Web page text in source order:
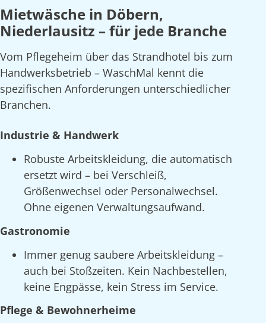
Mietwäsche in Döbern,
Niederlausitz – für jede Branche
Vom Pflegeheim über das Strandhotel bis zum
Handwerksbetrieb – WaschMal kennt die
spezifischen Anforderungen unterschiedlicher
Branchen.
Industrie & Handwerk
Robuste Arbeitskleidung, die automatisch
ersetzt wird – bei Verschleiß,
Größenwechsel oder Personalwechsel.
Ohne eigenen Verwaltungsaufwand.
Gastronomie
Immer genug saubere Arbeitskleidung –
auch bei Stoßzeiten. Kein Nachbestellen,
keine Engpässe, kein Stress im Service.
Pflege & Bewohnerheime